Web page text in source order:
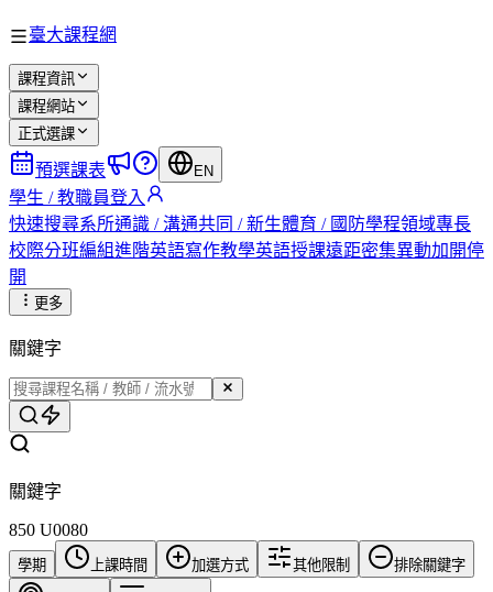
臺大課程網
課程資訊
課程網站
正式選課
預選課表 EN
學生 / 教職員登入
快速搜尋系所通識 / 溝通共同 / 新生體育 / 國防學程領域專長
校際分班編組進階英語寫作教學英語授課遠距密集異動加開停
開
更多
關鍵字
關鍵字
850 U0080
學期 上課時間 加選方式 其他限制 排除關鍵字